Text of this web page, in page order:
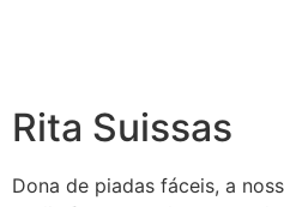
Rita Suissas
Dona de piadas fáceis, a